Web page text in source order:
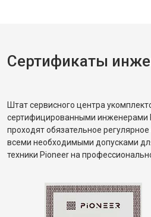
Сертификаты
Штат сервисного центра
сертифицированными инженерами
проходят обязательное
всеми необходимыми допусками
техники Pioneer на